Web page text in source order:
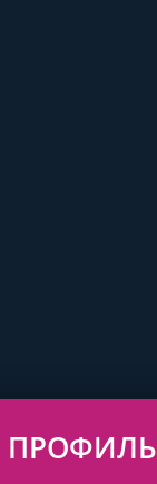
ПРОФИЛЬ